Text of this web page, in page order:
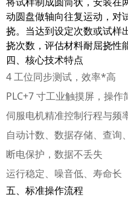
动圆盘做轴向往复运动，对
挠。当达到设定次数或试样
挠次数，评估材料耐屈挠性能
四、核心技术特点
4 工位同步测试，效率*高
PLC+7 寸工业触摸屏，操作
伺服电机精准控制行程与频
自动计数、数据存储、查询
断电保护，数据不丢失
运行稳定、噪音低、寿命长
五、标准操作流程